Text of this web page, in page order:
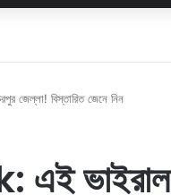
বিস্তারিত জেনে নিন
ভাইরাল